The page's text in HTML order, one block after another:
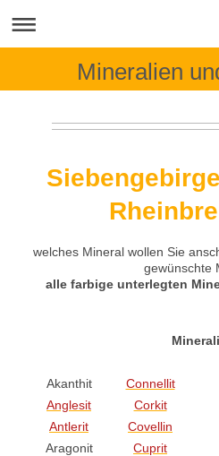
Mineralien
welches Mineral wollen Sie
gewünschte
alle farbige unterlegten
Akanthit Connellit
Anglesit
Corkit
Antlerit
Covellin
Aragonit
Cuprit